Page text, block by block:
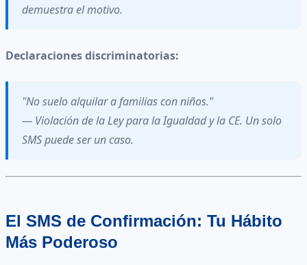
demuestra el motivo.
Declaraciones discriminatorias:
"No suelo alquilar a familias con niños."
— Violación de la Ley para la Igualdad y la CE. Un solo
SMS puede ser un caso.
El SMS de Confirmación: Tu Hábito
Más Poderoso